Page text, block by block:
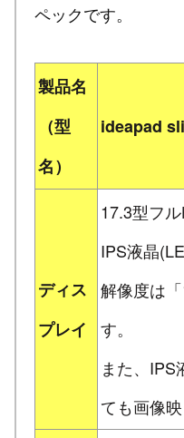
ペックです。
製品名
（型
名）
ideapad
ディス
プレイ
17.3型フ
IPS液晶
解像度は
す。
また、IPS
ても画像映